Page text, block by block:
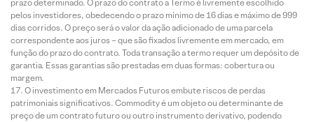
prazo determinado. O prazo do contrato a Termo é livremente escolhido
pelos investidores, obedecendo o prazo mínimo de 16 dias e máximo de 999
dias corridos. O preço será o valor da ação adicionado de uma parcela
correspondente aos juros – que são fixados livremente em mercado, em
função do prazo do contrato. Toda transação a termo requer um depósito de
garantia. Essas garantias são prestadas em duas formas: cobertura ou
margem.
O investimento em Mercados Futuros embute riscos de perdas
patrimoniais significativos. Commodity é um objeto ou determinante de
preço de um contrato futuro ou outro instrumento derivativo, podendo